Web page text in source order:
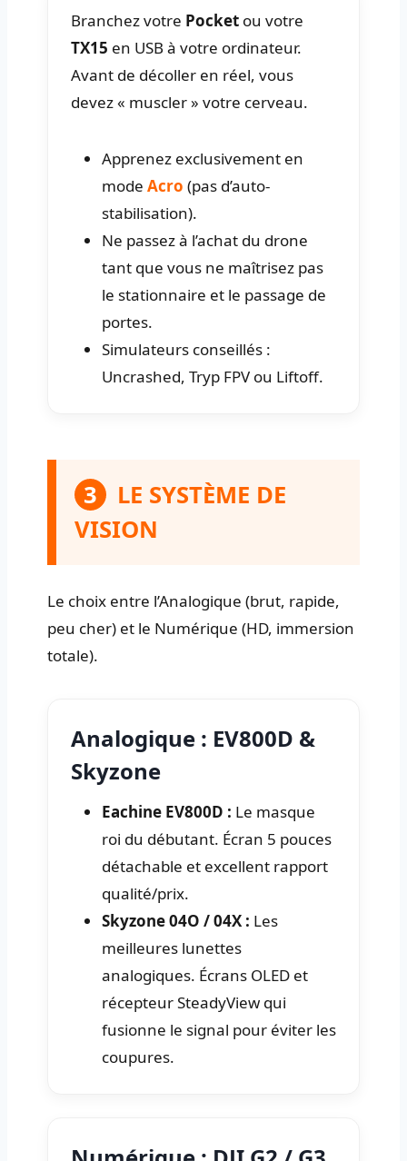
Branchez votre Pocket ou votre
TX15 en USB à votre ordinateur.
Avant de décoller en réel, vous
devez « muscler » votre cerveau.
Apprenez exclusivement en
mode Acro (pas d’auto-
stabilisation).
Ne passez à l’achat du drone
tant que vous ne maîtrisez pas
le stationnaire et le passage de
portes.
Simulateurs conseillés :
Uncrashed, Tryp FPV ou Liftoff.
3
LE SYSTÈME DE
VISION
Le choix entre l’Analogique (brut, rapide,
peu cher) et le Numérique (HD, immersion
totale).
Analogique : EV800D &
Skyzone
Eachine EV800D : Le masque
roi du débutant. Écran 5 pouces
détachable et excellent rapport
qualité/prix.
Skyzone 04O / 04X : Les
meilleures lunettes
analogiques. Écrans OLED et
récepteur SteadyView qui
fusionne le signal pour éviter les
coupures.